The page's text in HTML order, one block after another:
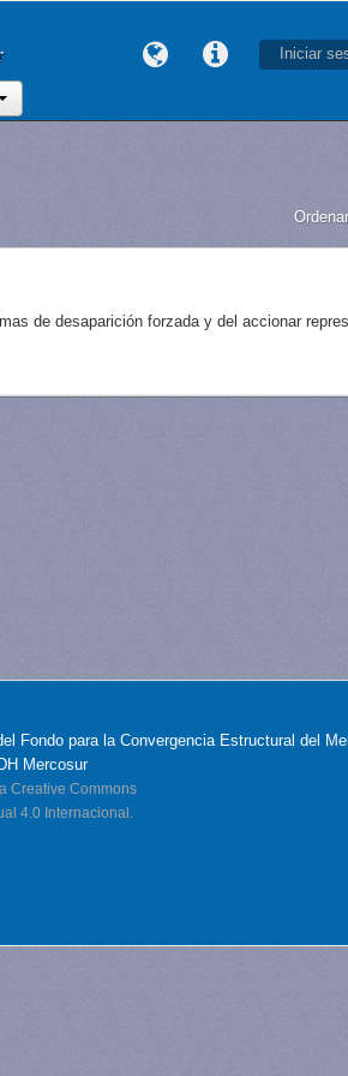
Iniciar
de desaparición forzada y del accionar
Fondo para la Convergencia Estructural del
Mercosur
Creative Commons
4.0 Internacional.